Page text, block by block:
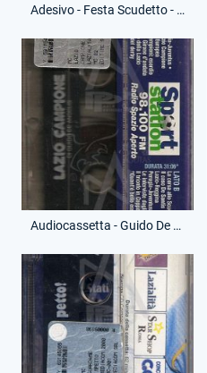
Adesivo - Festa Scudetto - Riproduzione Moderna
Audiocassetta - Guido De Angelis - Lazio Campione - (Retro)